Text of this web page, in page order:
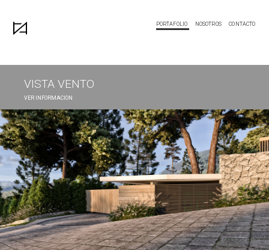
PORTAFOLIO NOSOTROS CONTACTO
VISTA VENTO
VER INFORMACION